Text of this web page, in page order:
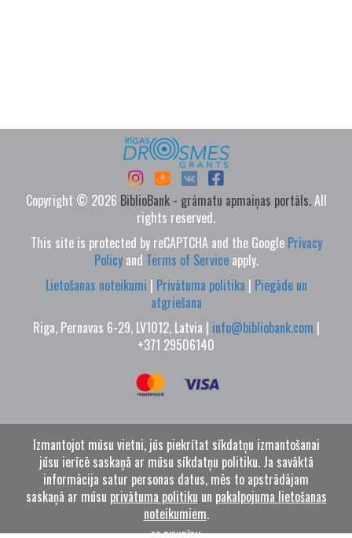
Copyright © 2026 BiblioBank - grāmatu apmaiņas portāls.All
rights reserved.
This site is protected by reCAPTCHA and the Google Privacy
Policyand Terms of Serviceapply.
Lietošanas noteikumi | Privātuma politika | Piegāde un
atgriešana
Riga, Pernavas 6-29, LV1012, Latvia | info@bibliobank.com |
+371 29506140
Izmantojot mūsu vietni, jūs piekrītat sīkdatņu izmantošanai
jūsu ierīcē saskaņā ar mūsu sīkdatņu politiku. Ja savāktā
informācija satur personas datus, mēs to apstrādājam
saskaņā ar mūsu privātuma politiku un pakalpojuma lietošanas
noteikumiem.